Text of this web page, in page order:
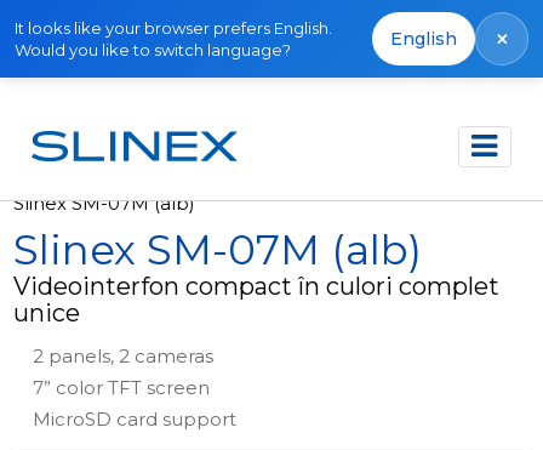
It looks like your browser prefers English.
Would you like to switch language?
English ×
Acasă Produse Interfoane video
Slinex SM-07M (alb)
Slinex SM-07M (alb)
Videointerfon compact în culori complet
unice
2 panels, 2 cameras
7” color TFT screen
MicroSD card support